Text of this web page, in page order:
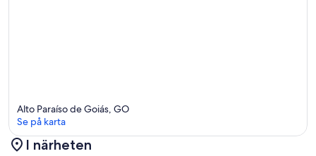
Alto Paraíso de Goiás, GO
Se på karta
I närheten